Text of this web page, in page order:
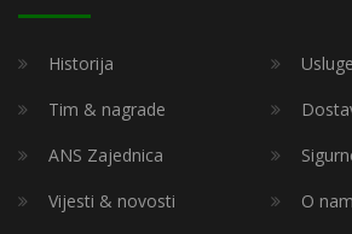
Historija
Usluge
Tim & nagrade
ANS Zajednica
Vijesti & novosti
O